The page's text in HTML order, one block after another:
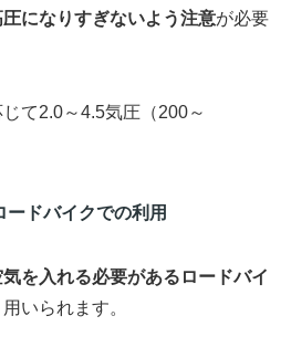
になりすぎないよう注意が必要
て2.0～4.5気圧（200～
ドバイクでの利用
を入れる必要があるロードバイ
いられます。